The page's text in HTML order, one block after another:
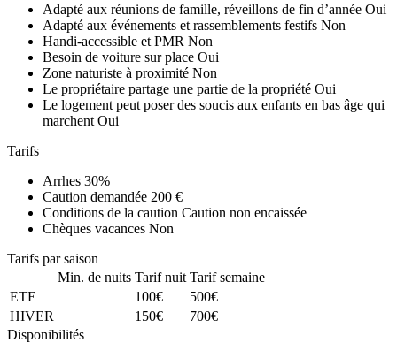
Adapté aux réunions de famille, réveillons de fin d’année Oui
Adapté aux événements et rassemblements festifs Non
Handi-accessible et PMR Non
Besoin de voiture sur place Oui
Zone naturiste à proximité Non
Le propriétaire partage une partie de la propriété Oui
Le logement peut poser des soucis aux enfants en bas âge qui
marchent Oui
Tarifs
Arrhes 30%
Caution demandée 200 €
Conditions de la caution Caution non encaissée
Chèques vacances Non
Tarifs par saison
Min. de nuits Tarif nuit Tarif semaine
ETE
100€
500€
HIVER
150€
700€
Disponibilités